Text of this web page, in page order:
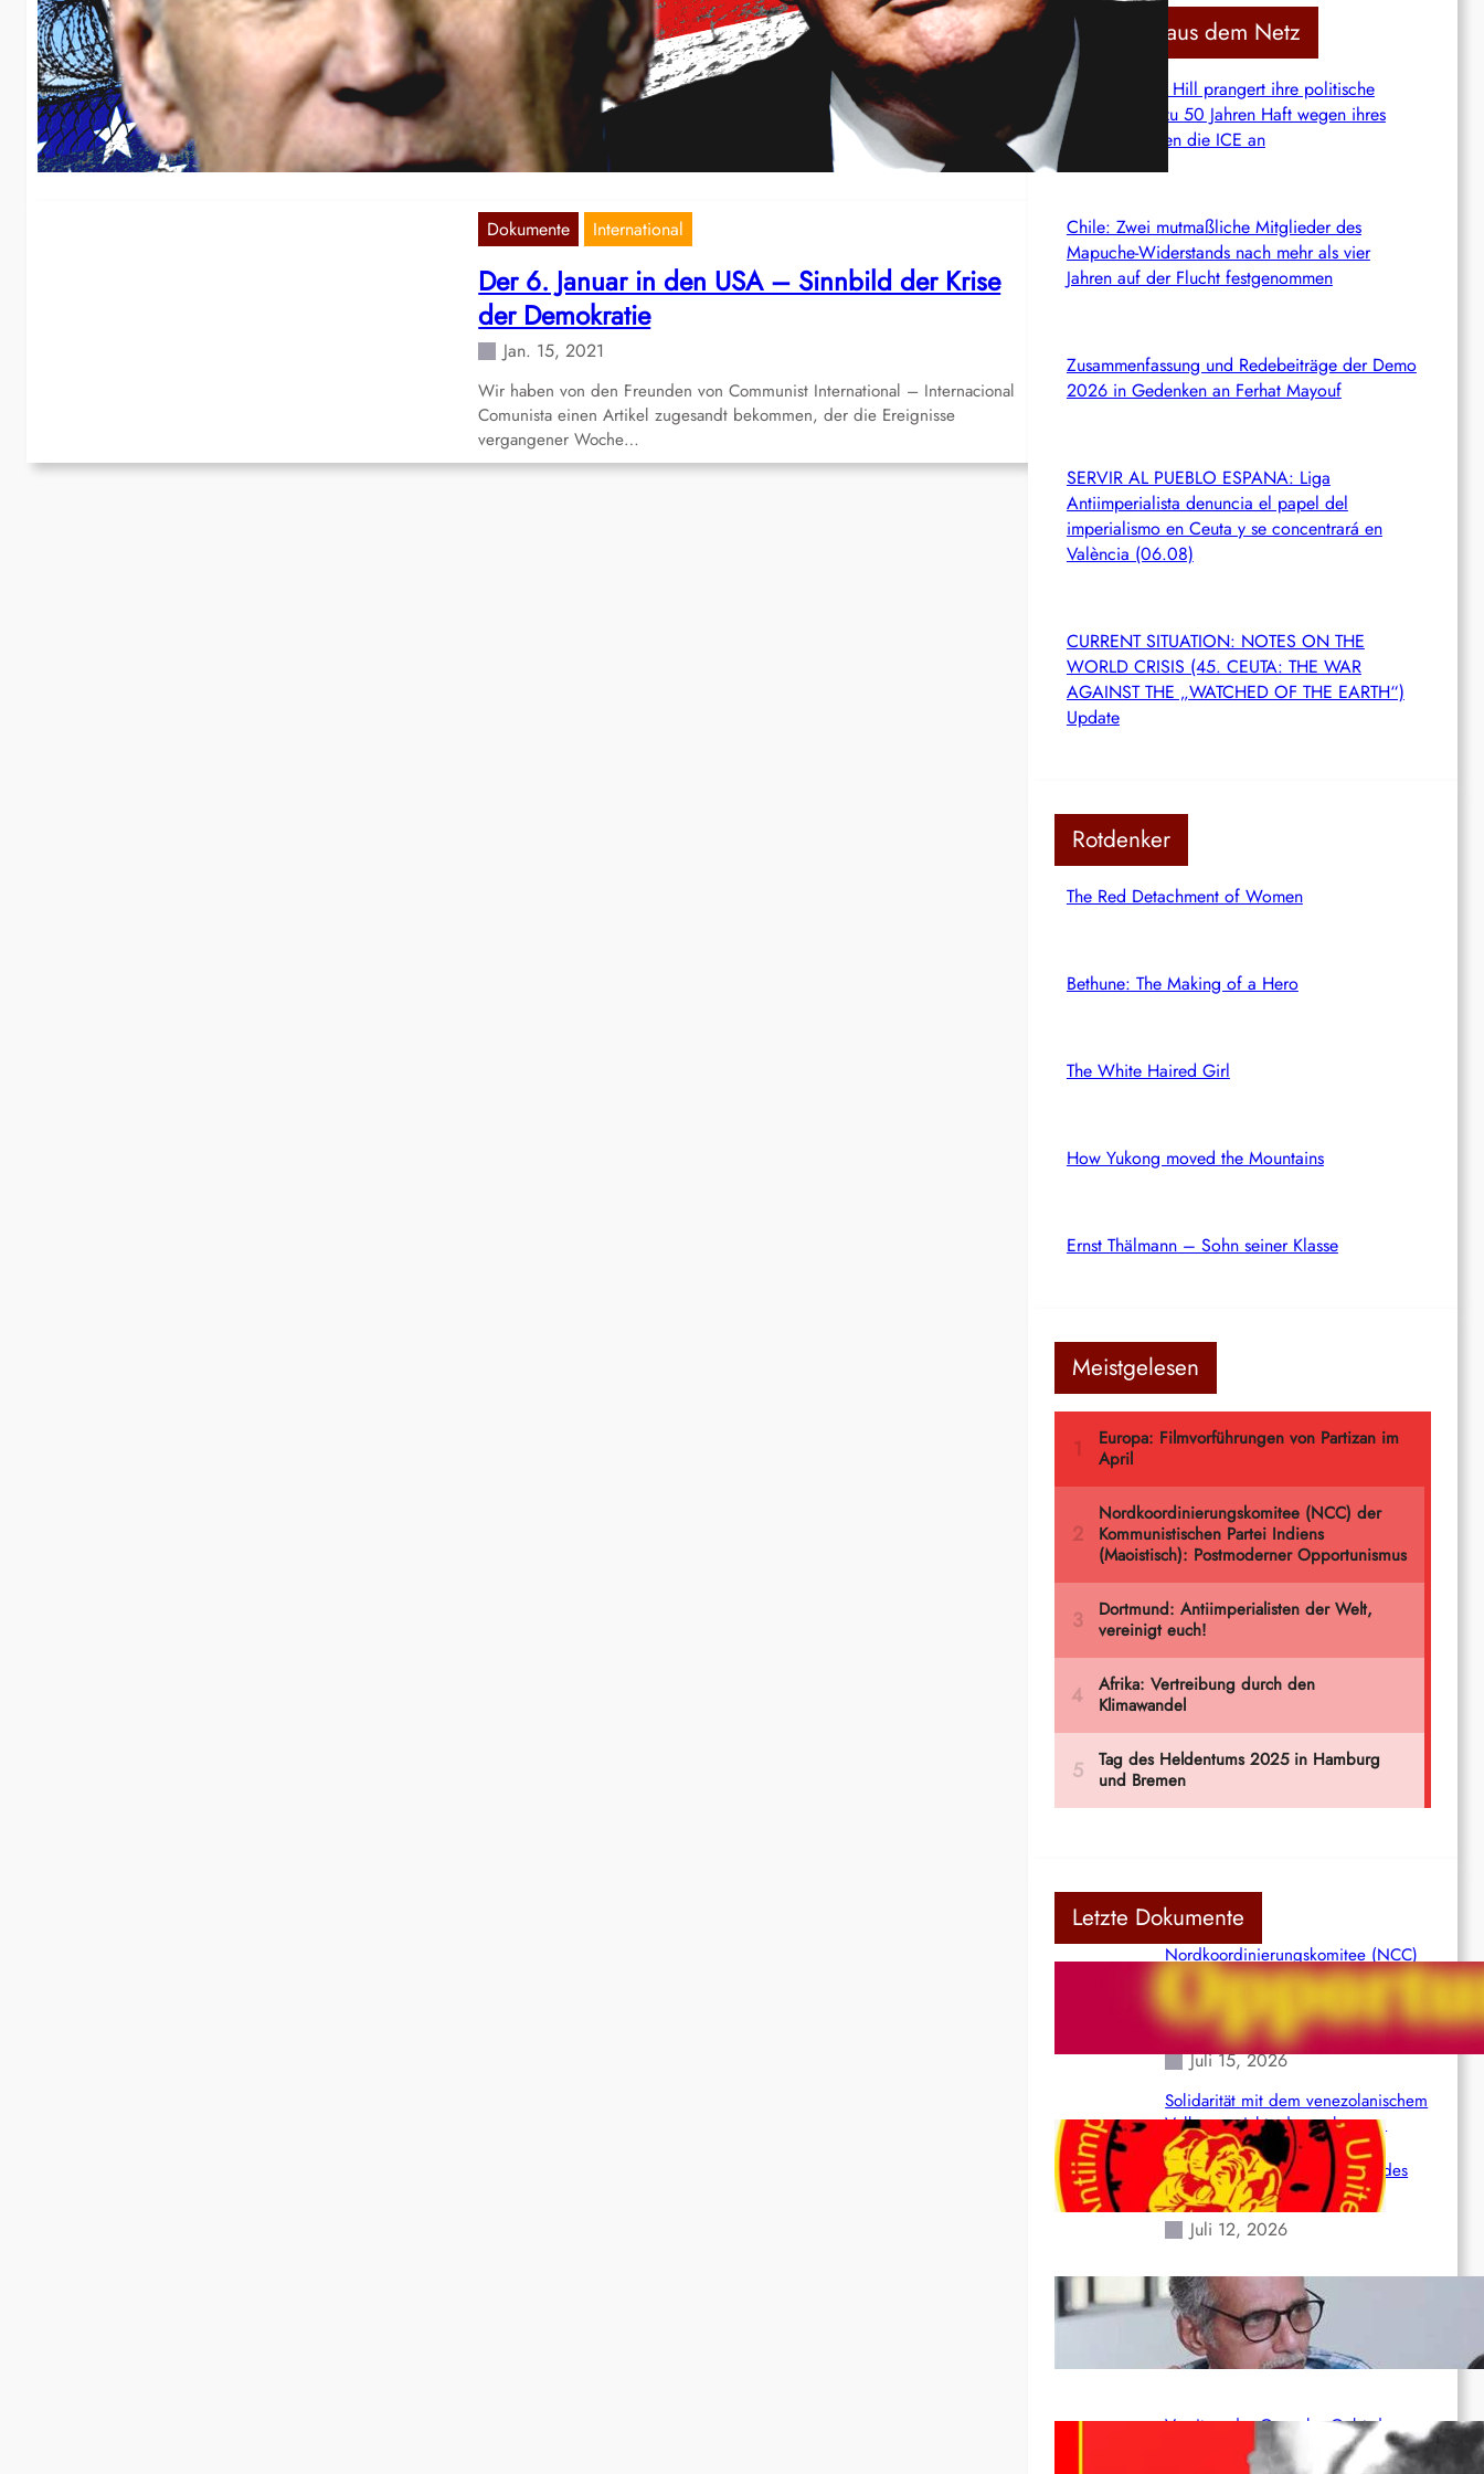
Trump?
Feb. 22, 2023
Die US-Regierung um Joe Biden hat am gestrigen Dienstag, den 21.
Februar die bereits im Januar angekündigte neue Einwanderungsregelung
vorgestellt.…
Dokumente International
Der 6. Januar in den USA – Sinnbild der Krise
der Demokratie
Jan. 15, 2021
Wir haben von den Freunden von Communist International – Internacional
Comunista einen Artikel zugesandt bekommen, der die Ereignisse
vergangener Woche…
Aktuelles aus dem Netz
USA: Autumn Hill prangert ihre politische
Verurteilung zu 50 Jahren Haft wegen ihres
Kampfes gegen die ICE an
Chile: Zwei mutmaßliche Mitglieder des
Mapuche-Widerstands nach mehr als vier
Jahren auf der Flucht festgenommen
Zusammenfassung und Redebeiträge der Demo
2026 in Gedenken an Ferhat Mayouf
SERVIR AL PUEBLO ESPANA: Liga
Antiimperialista denuncia el papel del
imperialismo en Ceuta y se concentrará en
València (06.08)
CURRENT SITUATION: NOTES ON THE
WORLD CRISIS (45. CEUTA: THE WAR
AGAINST THE „WATCHED OF THE EARTH“)
Update
Rotdenker
The Red Detachment of Women
Bethune: The Making of a Hero
The White Haired Girl
How Yukong moved the Mountains
Ernst Thälmann – Sohn seiner Klasse
Meistgelesen
Letzte Dokumente
Nordkoordinierungskomitee (NCC)
der Kommunistischen Partei Indiens
(Maoistisch): Postmoderner
Opportunismus
Juli 15, 2026
Solidarität mit dem venezolanischem
Volk angesichts der verlorenen
Leben und der katastrophalen
Situation durch die Erdbeben des
24. Juni!
Juli 12, 2026
Indien: „Die Politik der Kapitulation“
von K. Murali (Ajith)
Juli 1, 2026
Vorsitzender Gonzalo: Gebt das
Leben für die Partei und die